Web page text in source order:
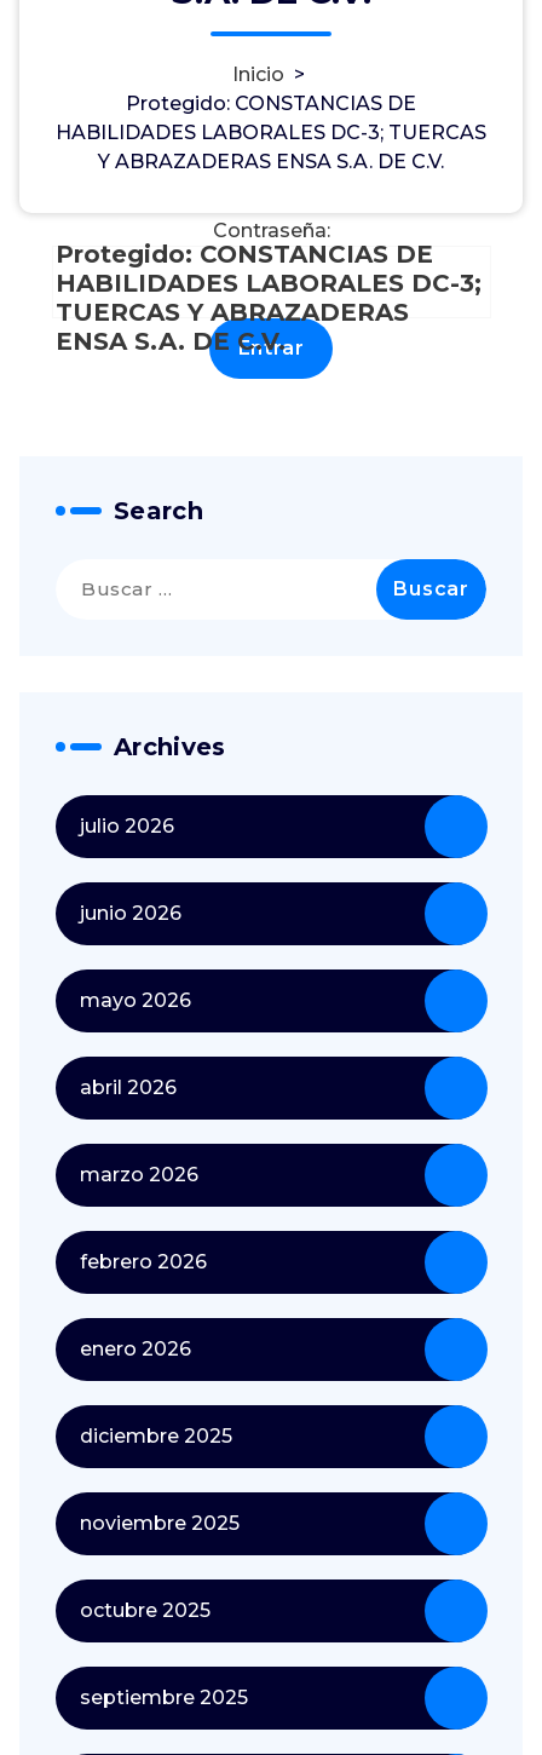
Inicio >
Protegido: CONSTANCIAS DE
HABILIDADES LABORALES DC-3; TUERCAS
Y ABRAZADERAS ENSA S.A. DE C.V.
5, May, 2023
Protegido: CONSTANCIAS DE
HABILIDADES LABORALES DC-3;
TUERCAS Y ABRAZADERAS
ENSA S.A. DE C.V.
Este contenido está protegido por contraseña.
Para verlo, por favor, introduce tu contraseña a
Contraseña:
Search
Archives
julio 2026
junio 2026
mayo 2026
abril 2026
marzo 2026
febrero 2026
enero 2026
diciembre 2025
noviembre 2025
octubre 2025
septiembre 2025